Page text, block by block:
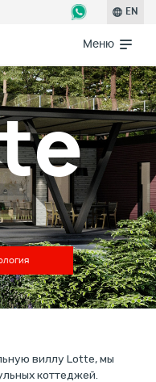
EN
Меню
виллу Lotte, мы
коттеджей.